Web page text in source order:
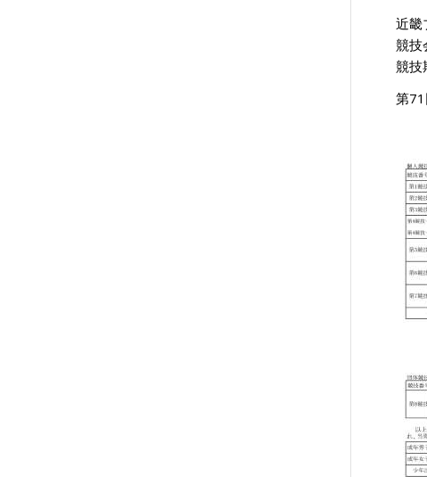
近畿
競技
競技
第